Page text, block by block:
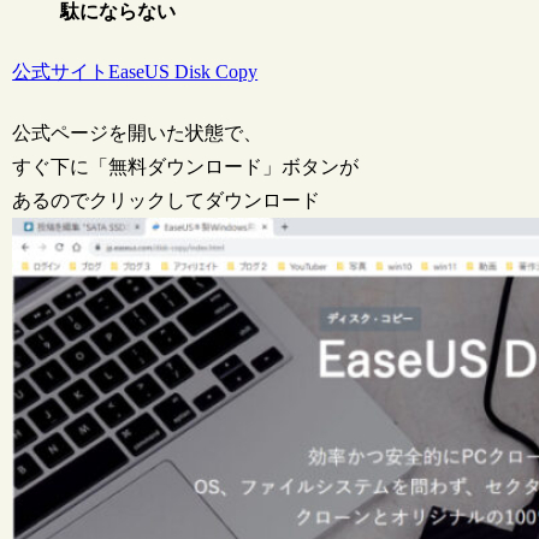
駄にならない
公式サイトEaseUS Disk Copy
公式ページを開いた状態で、
すぐ下に「無料ダウンロード」ボタンが
あるのでクリックしてダウンロード